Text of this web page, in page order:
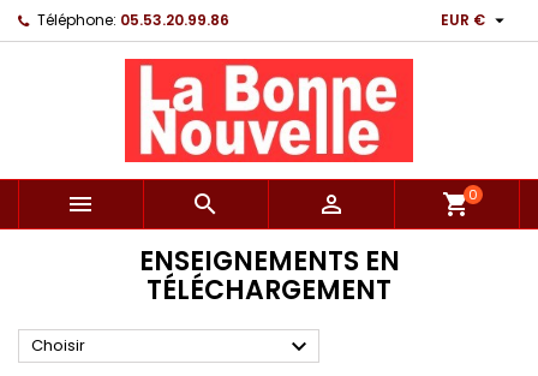
Téléphone: 05.53.20.99.86 EUR € 
   shopping_cart0
ENSEIGNEMENTS EN
TÉLÉCHARGEMENT
Choisir 